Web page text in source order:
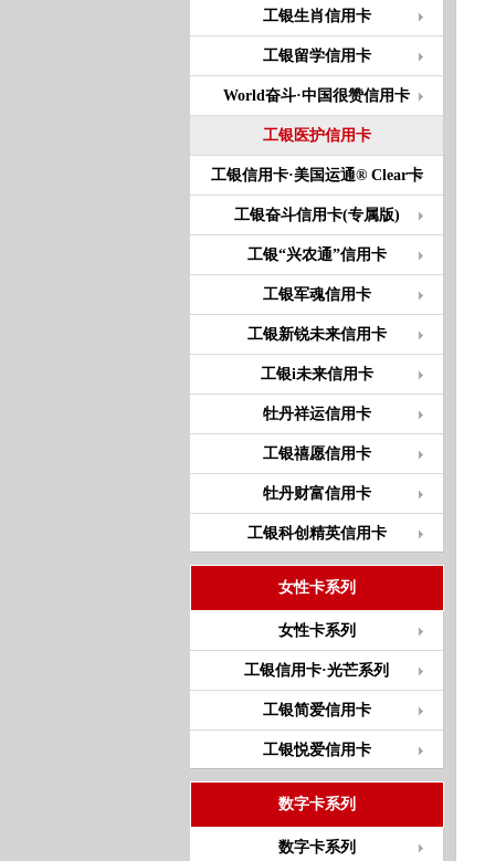
工银生肖信用卡
工银留学信用卡
World奋斗·中国很赞信用卡
工银医护信用卡
工银信用卡·美国运通® Clear卡
工银奋斗信用卡(专属版)
工银“兴农通”信用卡
工银军魂信用卡
工银新锐未来信用卡
工银i未来信用卡
牡丹祥运信用卡
工银禧愿信用卡
牡丹财富信用卡
工银科创精英信用卡
女性卡系列
女性卡系列
工银信用卡·光芒系列
工银简爱信用卡
工银悦爱信用卡
数字卡系列
数字卡系列